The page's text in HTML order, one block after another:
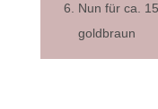
Nun für ca.
goldbraun